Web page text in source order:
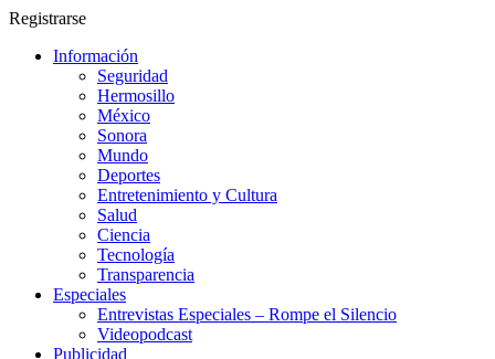
Registrarse
Información
Seguridad
Hermosillo
México
Sonora
Mundo
Deportes
Entretenimiento y Cultura
Salud
Ciencia
Tecnología
Transparencia
Especiales
Entrevistas Especiales – Rompe el Silencio
Videopodcast
Publicidad